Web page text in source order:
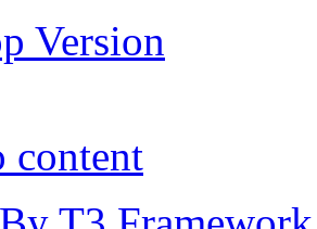
Version
content